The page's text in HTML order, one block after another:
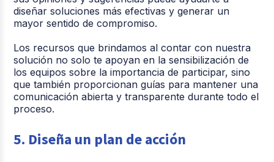
diseñar soluciones más efectivas y generar un
mayor sentido de compromiso.
Los recursos que brindamos al contar con nuestra
solución no solo te apoyan en la sensibilización de
los equipos sobre la importancia de participar, sino
que también proporcionan guías para mantener una
comunicación abierta y transparente durante todo el
proceso.
5. Diseña un plan de acción